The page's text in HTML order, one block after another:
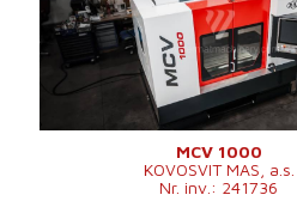
Heidenhain
TNC 620
Suprafața de
prindere/fixare a
mesei
1300 x 600
Deplasarea pe axa X
1000 mm
Deplasarea pe axa Y
600 mm
Deplasarea pe axa Z
660 mm
0 - 10000 /
MCV 1000
KOVOSVIT MAS, a.s.
Nr. inv.: 241736